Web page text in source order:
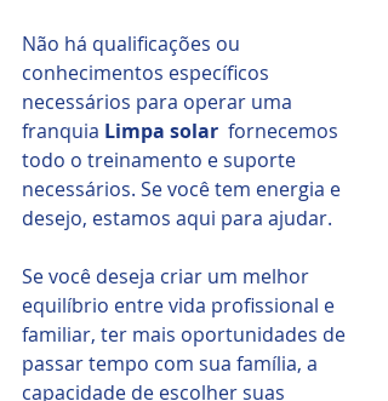
Não há qualificações ou
conhecimentos específicos
necessários para operar uma
franquia Limpa solar fornecemos
todo o treinamento e suporte
necessários. Se você tem energia e
desejo, estamos aqui para ajudar.
Se você deseja criar um melhor
equilíbrio entre vida profissional e
familiar, ter mais oportunidades de
passar tempo com sua família, a
capacidade de escolher suas